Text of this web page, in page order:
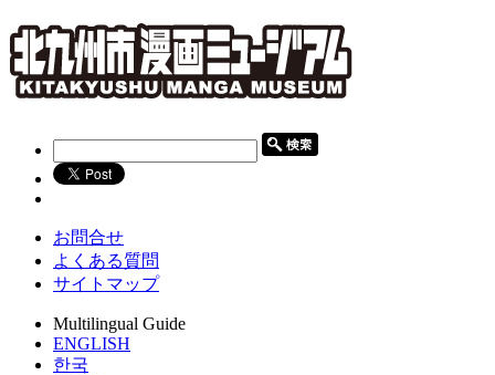
お問合せ
よくある質問
サイトマップ
Multilingual Guide
ENGLISH
한국